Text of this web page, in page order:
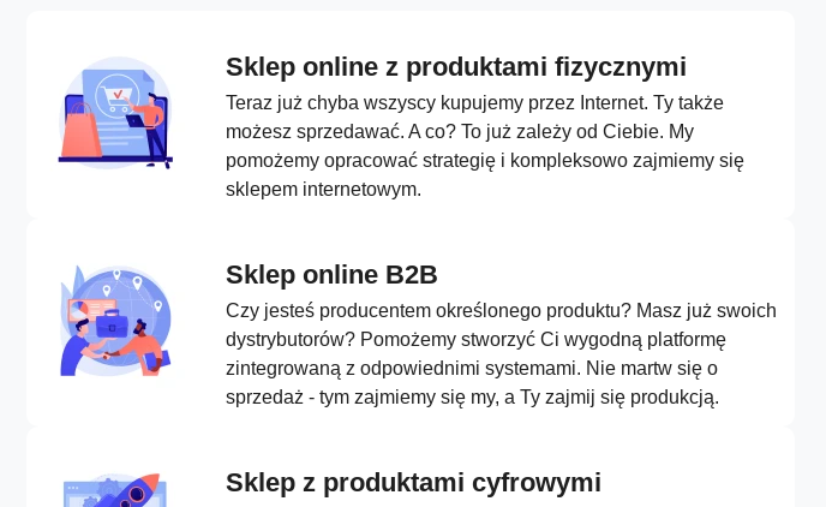
Sklep online z produktami fizycznymi
Teraz już chyba wszyscy kupujemy przez Internet. Ty także
możesz sprzedawać. A co? To już zależy od Ciebie. My
pomożemy opracować strategię i kompleksowo zajmiemy się
sklepem internetowym.
Sklep online B2B
Czy jesteś producentem określonego produktu? Masz już swoich
dystrybutorów? Pomożemy stworzyć Ci wygodną platformę
zintegrowaną z odpowiednimi systemami. Nie martw się o
sprzedaż - tym zajmiemy się my, a Ty zajmij się produkcją.
Sklep z produktami cyfrowymi